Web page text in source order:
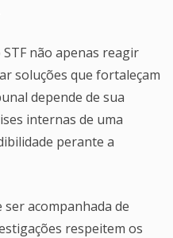
não apenas reagir
soluções que fortaleçam
depende de sua
internas de uma
perante a
ser acompanhada de
respeitem os